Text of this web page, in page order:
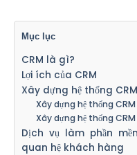
Mục lục
CRM là gì?
Lợi ích của CRM
Xây dựng hệ thống
Xây dựng hệ thống
Xây dựng hệ thống
Dịch vụ làm phần
quan hệ khách hàng